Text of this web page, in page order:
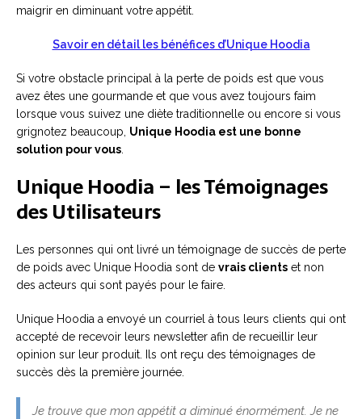
maigrir en diminuant votre appétit.
Savoir en détail les bénéfices d’Unique Hoodia
Si votre obstacle principal à la perte de poids est que vous
avez êtes une gourmande et que vous avez toujours faim
lorsque vous suivez une diète traditionnelle ou encore si vous
grignotez beaucoup, Unique Hoodia est une bonne
solution pour vous
Unique Hoodia – les Témoignages
des Utilisateurs
Les personnes qui ont livré un témoignage de succès de perte
de poids avec Unique Hoodia sont de vrais clients et non
des acteurs qui sont payés pour le faire.
Unique Hoodia a envoyé un courriel à tous leurs clients qui ont
accepté de recevoir leurs newsletter afin de recueillir leur
opinion sur leur produit. Ils ont reçu des témoignages de
succès dès la première journée.
Je trouve que mon appétit a diminué énormément. Je ne